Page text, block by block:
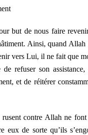
but de nous faire
Ainsi, quand
vers Lui, il ne fait que
refuser son
et de réitérer
contre Allah ne
eux de sorte qu’ils